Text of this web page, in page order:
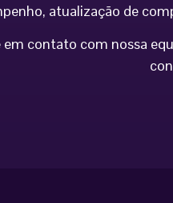
atualização de
em contato com nossa